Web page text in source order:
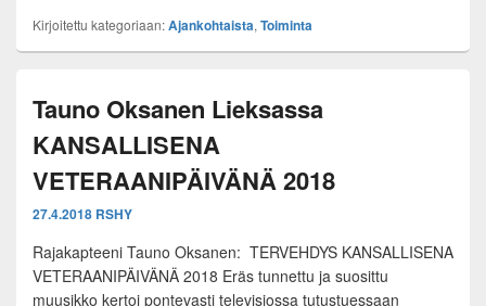
Kirjoitettu kategoriaan:Ajankohtaista, Toiminta
Tauno Oksanen Lieksassa
KANSALLISENA
VETERAANIPÄIVÄNÄ 2018
27.4.2018 RSHY
Rajakapteeni Tauno Oksanen: TERVEHDYS KANSALLISENA
VETERAANIPÄIVÄNÄ 2018 Eräs tunnettu ja suosittu
muusikko kertoi pontevasti televisiossa tutustuessaan